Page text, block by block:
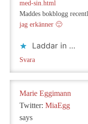
med-sin.html
Maddes bokblogg
jag erkänner 🙂
Laddar in …
Svara
Marie Eggimann
Twitter: MiaEgg
says